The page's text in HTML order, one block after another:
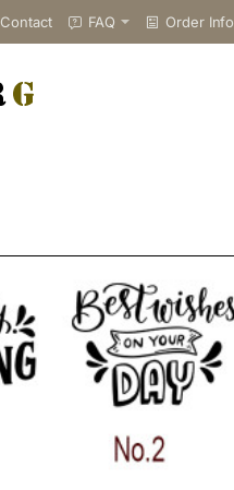
Contact FAQ Order Info